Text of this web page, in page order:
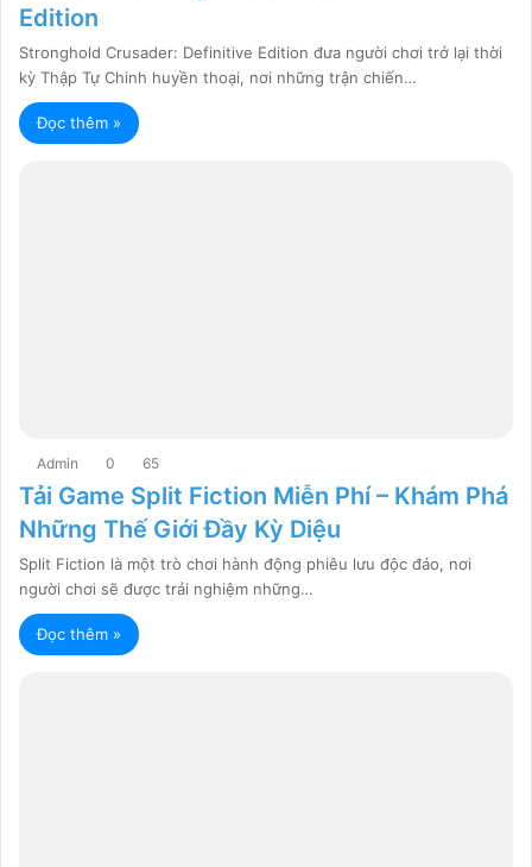
Edition
Stronghold Crusader: Definitive Edition đưa người chơi trở lại thời
kỳ Thập Tự Chinh huyền thoại, nơi những trận chiến…
Đọc thêm »
Admin 0 65
Tải Game Split Fiction Miễn Phí – Khám Phá
Những Thế Giới Đầy Kỳ Diệu
Split Fiction là một trò chơi hành động phiêu lưu độc đáo, nơi
người chơi sẽ được trải nghiệm những…
Đọc thêm »